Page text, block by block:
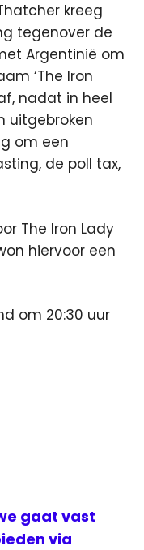
kreeg
tegenover de
Argentinië om
‘The Iron
nadat in heel
uitgebroken
om een
de poll tax,
The Iron Lady
hiervoor een
om 20:30 uur
gaat vast
via